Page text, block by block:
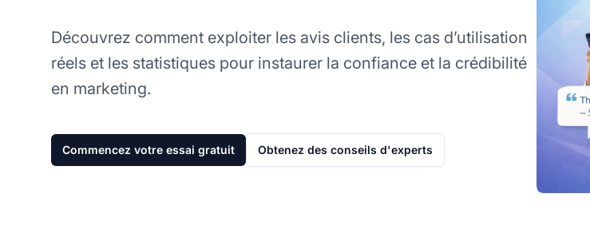
Découvrez comment exploiter les avis clients, les cas d’utilisation
réels et les statistiques pour instaurer la confiance et la crédibilité
en marketing.
Commencez votre essai gratuit Obtenez des conseils d'experts